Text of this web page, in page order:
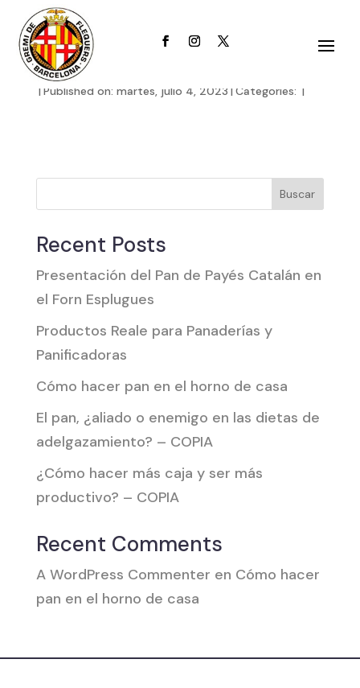
2HiEvAQ5jRhKWTa
| Published on: martes, julio 4, 2023 | Categories: |
Buscar
Recent Posts
Presentación del Pan de Payés Catalán en
el Forn Esplugues
Productos Reale para Panaderías y
Panificadoras
Cómo hacer pan en el horno de casa
El pan, ¿aliado o enemigo en las dietas de
adelgazamiento? – COPIA
¿Cómo hacer más caja y ser más
productivo? – COPIA
Recent Comments
A WordPress Commenter en Cómo hacer
pan en el horno de casa